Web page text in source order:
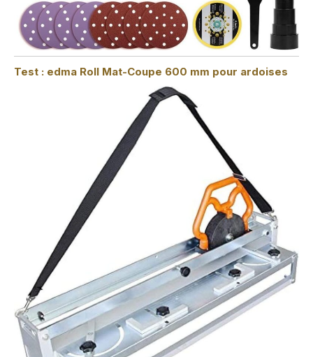
Test : edma Roll Mat-Coupe 600 mm pour ardoises